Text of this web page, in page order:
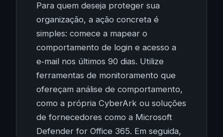
Para quem deseja proteger sua
organização, a ação concreta é
simples: comece a mapear o
comportamento de login e acesso a
e‑mail nos últimos 90 dias. Utilize
ferramentas de monitoramento que
ofereçam análise de comportamento,
como a própria CyberArk ou soluções
de fornecedores como a Microsoft
Defender for Office 365. Em seguida,